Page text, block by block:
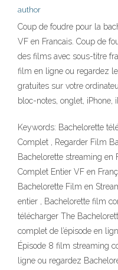
author
Coup de foudre pour la
VF en Francais. Coup de
des films avec sous-titre
film en ligne ou regardez
gratuites sur votre
bloc-notes, onglet, iPhone,
Keywords: Bachelorette
Complet , Regarder Film
Bachelorette streaming en
Complet Entier VF en
Bachelorette Film en
entier , Bachelorette film
télécharger The
complet de l’épisode en
Épisode 8 film streaming
ligne ou regardez